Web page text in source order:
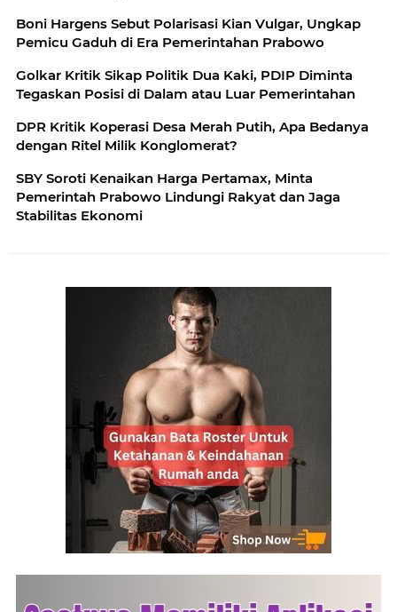
Boni Hargens Sebut Polarisasi Kian Vulgar, Ungkap
Pemicu Gaduh di Era Pemerintahan Prabowo
Golkar Kritik Sikap Politik Dua Kaki, PDIP Diminta
Tegaskan Posisi di Dalam atau Luar Pemerintahan
DPR Kritik Koperasi Desa Merah Putih, Apa Bedanya
dengan Ritel Milik Konglomerat?
SBY Soroti Kenaikan Harga Pertamax, Minta
Pemerintah Prabowo Lindungi Rakyat dan Jaga
Stabilitas Ekonomi